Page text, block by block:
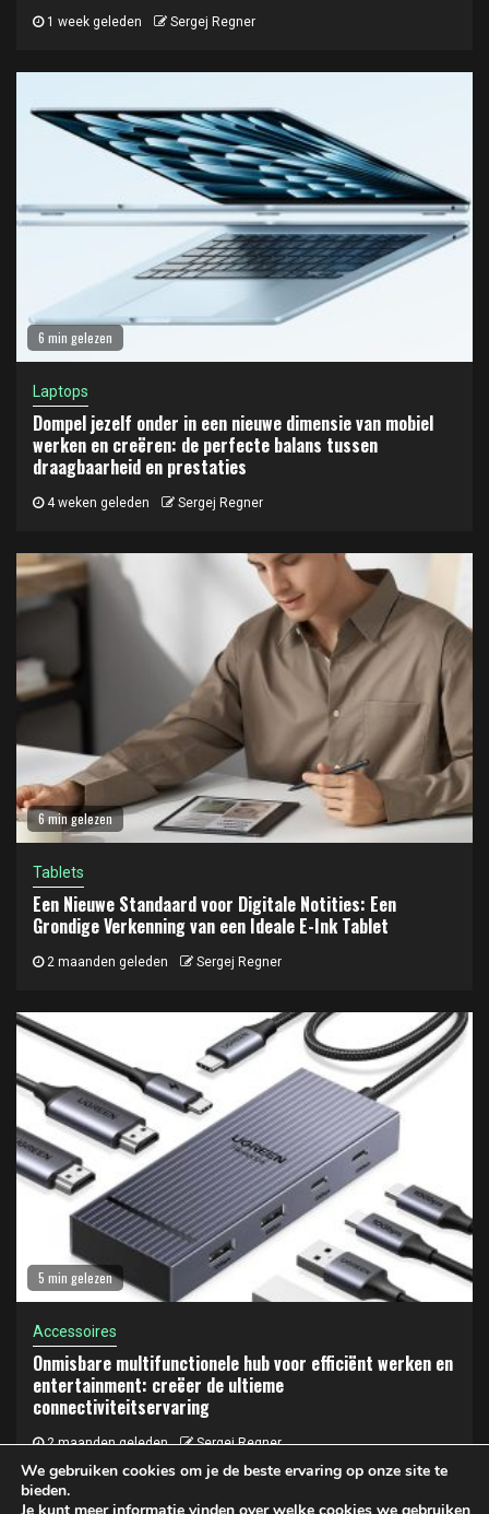
1 week geleden Sergej Regner
6 min gelezen
Laptops
Dompel jezelf onder in een nieuwe dimensie van mobiel
werken en creëren: de perfecte balans tussen
draagbaarheid en prestaties
4 weken geleden Sergej Regner
6 min gelezen
Tablets
Een Nieuwe Standaard voor Digitale Notities: Een
Grondige Verkenning van een Ideale E-Ink Tablet
2 maanden geleden Sergej Regner
5 min gelezen
Accessoires
Onmisbare multifunctionele hub voor efficiënt werken en
entertainment: creëer de ultieme
connectiviteitservaring
2 maanden geleden Sergej Regner
We gebruiken cookies om je de beste ervaring op onze site te
bieden.